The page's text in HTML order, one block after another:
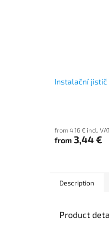
Instalační
from 4,16 € incl.
from 3,44 €
Description
Product